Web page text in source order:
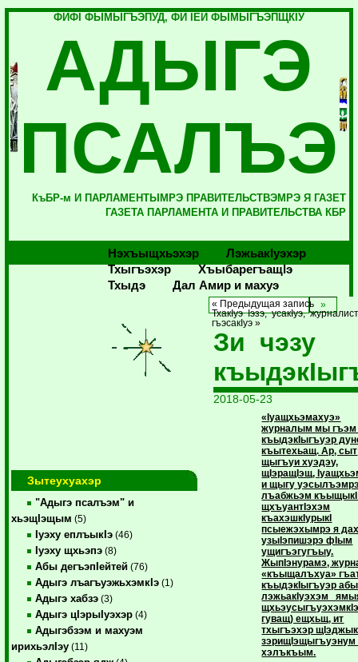
ФИФI ФЫМЫГЪЭПУД, ФИ IЕЙ ФЫМЫГЪЭПЩКIУ
АДЫГЭ
ПСАЛЪЭ
КъБР-м И ПАРЛАМЕНТЫМРЭ ПРАВИТЕЛЬСТВЭМРЭ Я ГАЗЕТ
ГАЗЕТА ПАРЛАМЕНТА И ПРАВИТЕЛЬСТВА КБР
Нэхъыщхьэхэр
Лэжьакlуэхэр
Тхыгъэхэр
Хъыбарегъащlэ
Тхыдэ
Дал Амир и махуэ
Зытеухуахэр
"Адыгэ псалъэм" и
хьэщIэщым (5)
Iуэху еплъыкIэ (46)
Iуэху щхьэпэ (8)
Абы дегъэпIейтей (76)
Адыгэ лъагъуэжьхэмкIэ (1)
Адыгэ хабзэ (3)
Адыгэ цIэрыIуэхэр (4)
Адыгэбзэм и махуэм
ирихьэлIэу (11)
« Предыдущая запись
ТхакIуэ Iэзэ, усакIуэ,
гъэсакIуэ »
Зи чэзу
2018-05-23
«Iуащхьэмахуэ»
журналым мы гъэм
къыдэкIыгъуэр
къытехьащ. Ар, сыт
щыгъуи хуэдэу,
щIэращIэщ,
и щыгу
лъабжьэм къыщыкI
щхъуантIэхэм
къахэшкIурыкI
псыежэхымрэ я
узыIэпишэрэ фIым
ущигъэгугъыу.
ЖыпIэнурамэ,
«къыщалъхуа»
къыдэкIыгъуэр
лэжьакIуэхэм
гуващ) ещхьщ, ит
тхыгъэхэр
хэлъкъым.